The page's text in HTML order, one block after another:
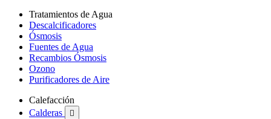
Tratamientos de Agua
Descalcificadores
Ósmosis
Fuentes de Agua
Recambios Ósmosis
Ozono
Purificadores de Aire
Calefacción
Calderas
